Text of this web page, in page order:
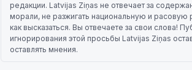
редакции. Latvijas Ziņas не отвечает за
морали, не разжигать национальную и расовую
как высказаться. Вы отвечаете за свои слова!
игнорирования этой просьбы Latvijas Ziņas
оставлять мнения.